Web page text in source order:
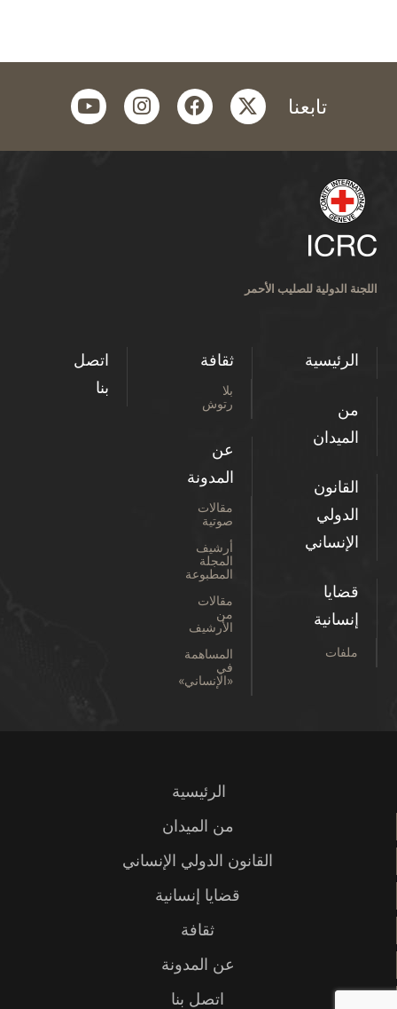
تابعنا twitter
facebook
instagram
youtube
اللجنة الدولية للصليب الأحمر
الرئيسية
من
الميدان
القانون
الدولي
الإنساني
قضايا
إنسانية
ملفات
ثقافة
بلا
رتوش
عن
المدونة
مقالات
صوتية
أرشيف
المجلة
المطبوعة
مقالات
من
الأرشيف
المساهمة
في
«الإنساني»
اتصل
بنا
الرئيسية
من الميدان
القانون الدولي الإنساني
قضايا إنسانية
ثقافة
عن المدونة
اتصل بنا